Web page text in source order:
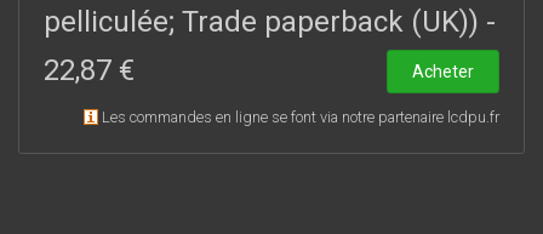
l’éthique. Et il existe désormais un courant important de
philosophie analytique francophone.
pelliculée; Trade paperback (UK)) -
22,87 €
Acheter
Les commandes en ligne se font via notre partenaire lcdpu.fr